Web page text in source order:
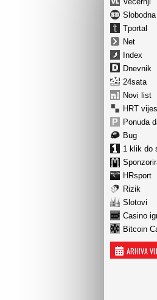
Tportal
Net
Index
Dnevnik
24sata
Novi list
HRT
Ponuda
Bug
1 klik do
HRsport
Rizik
Slotovi
Casino
Bitcoin
ARHIVA